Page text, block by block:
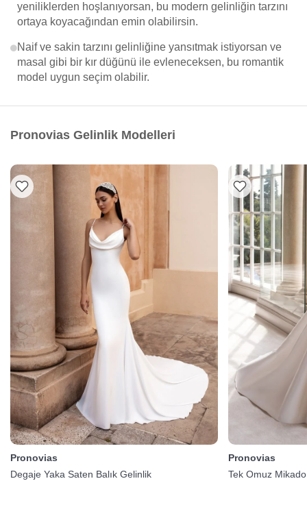
yeniliklerden hoşlanıyorsan, bu modern gelinliğin tarzını
ortaya koyacağından emin olabilirsin.
Naif ve sakin tarzını gelinliğine yansıtmak istiyorsan ve
masal gibi bir kır düğünü ile evleneceksen, bu romantik
model uygun seçim olabilir.
Pronovias Gelinlik Modelleri
Pronovias
Degaje Yaka Saten Balık Gelinlik
Pronovias
Tek Omuz